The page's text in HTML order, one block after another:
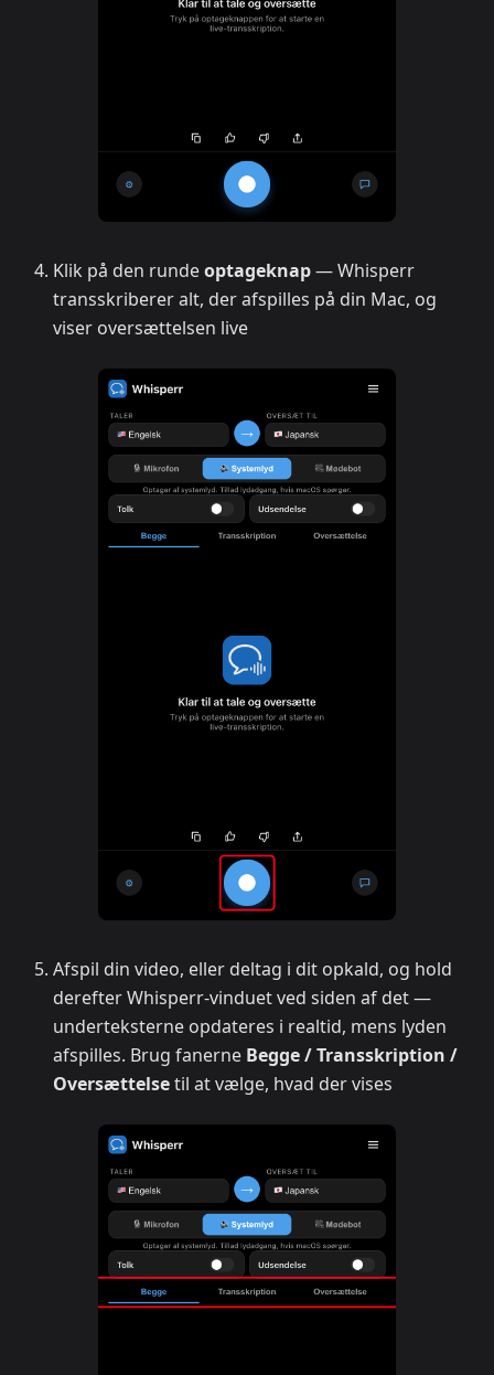
Klik på den rundeoptageknap— Whisperr
transskriberer alt, der afspilles på din Mac, og
viser oversættelsen live
Afspil din video, eller deltag i dit opkald, og hold
derefter Whisperr-vinduet ved siden af det —
underteksterne opdateres i realtid, mens lyden
afspilles. Brug fanerne Begge / Transskription /
Oversættelsetil at vælge, hvad der vises